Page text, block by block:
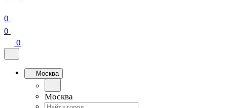
0
0
0
Москва
Москва